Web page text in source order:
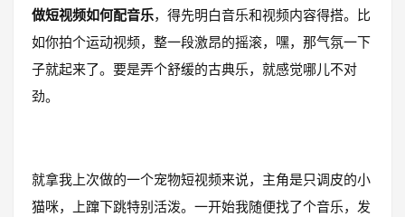
做短视频如何配音乐，得先明白音乐和视频内容得搭。比
如你拍个运动视频，整一段激昂的摇滚，嘿，那气氛一下
子就起来了。要是弄个舒缓的古典乐，就感觉哪儿不对
劲。
就拿我上次做的一个宠物短视频来说，主角是只调皮的小
猫咪，上蹿下跳特别活泼。一开始我随便找了个音乐，发